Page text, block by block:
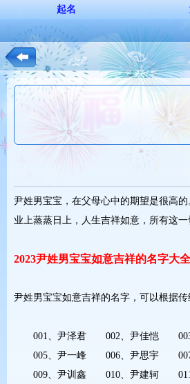
起名
尹姓男宝宝，在父母心中的期望是很高
业上蒸蒸日上，人生吉祥如意，所有这
2023尹姓男宝宝如意吉祥的名字大全
尹姓男宝宝如意吉祥的名字，可以根据
001、尹泽君 002、尹佳恺 003
005、尹一峰 006、尹思宇 007
009、尹训鑫 010、尹建轲 011